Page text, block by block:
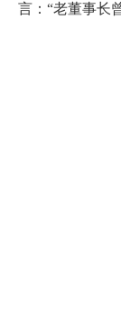
言：“老董事长